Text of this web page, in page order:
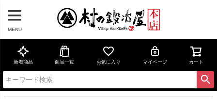
MENU
新着商品 商品一覧 お気に入り マイページ カート